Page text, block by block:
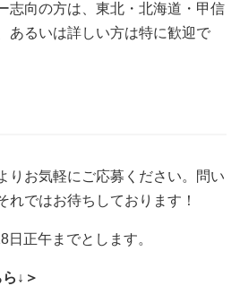
志向の方は、東北・北海道・甲信
あるいは詳しい方は特に歓迎で
りお気軽にご応募ください。問い
れではお待ちしております！
正午までとします。
↓＞